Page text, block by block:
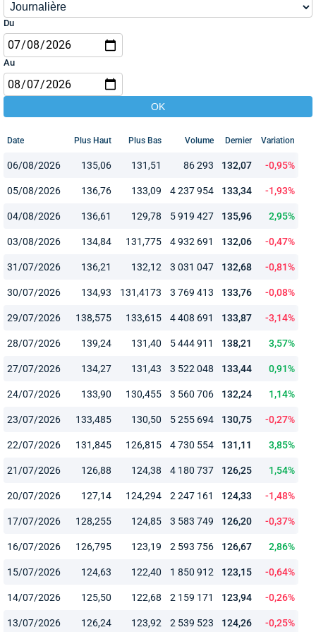
Du
Au
Date Plus Haut Plus Bas Volume Dernier Variation
06/08/2026 135,06 131,51 86 293 132,07 -0,95%
05/08/2026 136,76 133,09 4 237 954 133,34 -1,93%
04/08/2026 136,61 129,78 5 919 427 135,96 2,95%
03/08/2026 134,84 131,775 4 932 691 132,06 -0,47%
31/07/2026 136,21 132,12 3 031 047 132,68 -0,81%
30/07/2026 134,93 131,4173 3 769 413 133,76 -0,08%
29/07/2026 138,575 133,615 4 408 691 133,87 -3,14%
28/07/2026 139,24 131,40 5 444 911 138,21 3,57%
27/07/2026 134,27 131,43 3 522 048 133,44 0,91%
24/07/2026 133,90 130,455 3 560 706 132,24 1,14%
23/07/2026 133,485 130,50 5 255 694 130,75 -0,27%
22/07/2026 131,845 126,815 4 730 554 131,11 3,85%
21/07/2026 126,88 124,38 4 180 737 126,25 1,54%
20/07/2026 127,14 124,294 2 247 161 124,33 -1,48%
17/07/2026 128,255 124,85 3 583 749 126,20 -0,37%
16/07/2026 126,795 123,19 2 593 756 126,67 2,86%
15/07/2026 124,63 122,40 1 850 912 123,15 -0,64%
14/07/2026 125,50 122,68 2 159 171 123,94 -0,26%
13/07/2026 126,24 123,92 2 539 523 124,26 -0,25%